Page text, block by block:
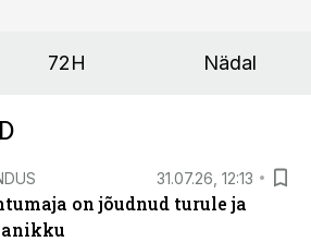
72H Nädal
31.07.26, 12:13
on jõudnud turule ja